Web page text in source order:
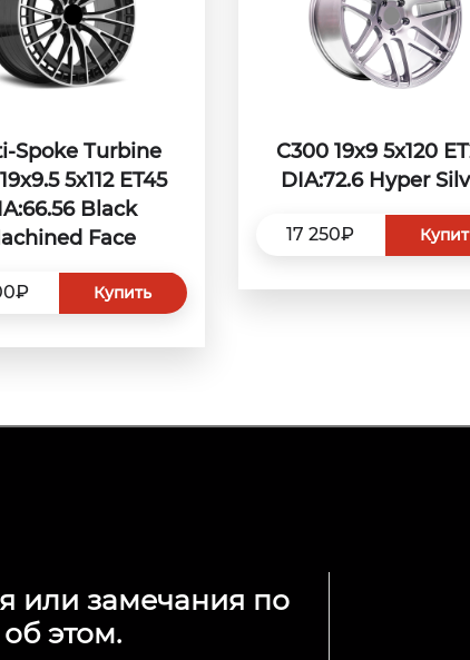
Spoke Turbine
5x112 ET45
Black
Face
Купить
C300 19x9 5x120
DIA:72.6 Hyper
17 250₽
или замечания по
этом.